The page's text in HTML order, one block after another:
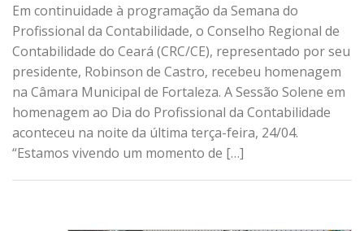
Em continuidade à programação da Semana do
Profissional da Contabilidade, o Conselho Regional de
Contabilidade do Ceará (CRC/CE), representado por seu
presidente, Robinson de Castro, recebeu homenagem
na Câmara Municipal de Fortaleza. A Sessão Solene em
homenagem ao Dia do Profissional da Contabilidade
aconteceu na noite da última terça-feira, 24/04.
“Estamos vivendo um momento de […]